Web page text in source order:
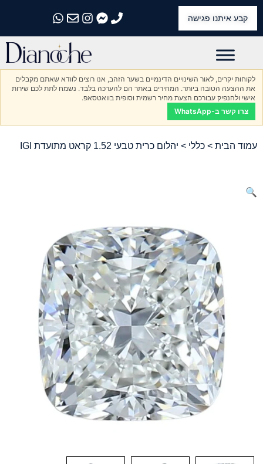
קבע איתנו פגישה
התקשרו אלינו
התקשרו אלינו
התקשרו אלינו
התקשרו אלינו
התקשרו אלינו
לקוחות יקרים, לאור השינויים הדינמיים בשער הזהב, אנו רוצים לוודא שאתם מקבלים
את ההצעה הטובה ביותר. המחירים באתר הם להערכה בלבד. נשמח לתת לכם שירות
אישי ולהנפיק עבורכם הצעת מחיר רשמית וסופית בוואטסאפ.
צרו קשר ב-WhatsApp
עמוד הבית > כללי > יהלום כרית טבעי 1.52 קראט מתועדת IGI
🔍